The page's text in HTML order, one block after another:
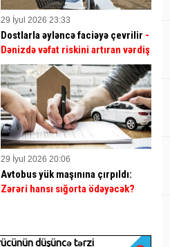
29 İyul 2026 23:33
Dostlarla əyləncə faciəyə çevrilir -
Dənizdə vəfat riskini artıran vərdiş
29 İyul 2026 20:06
Avtobus yük maşınına çırpıldı:
Zərəri hansı sığorta ödəyəcək?